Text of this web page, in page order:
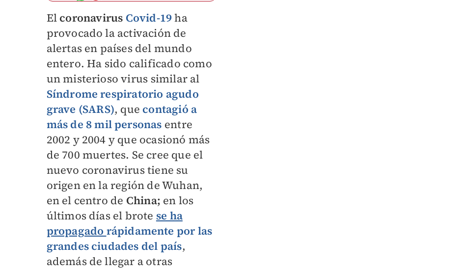
El coronavirus Covid-19ha
provocado la activación de
alertas en países del mundo
entero. Ha sido calificado como
un misterioso virus similar al
Síndrome respiratorio agudo
grave (SARS), que contagió a
más de 8 mil personas entre
2002 y 2004 y que ocasionó más
de 700 muertes. Se cree que el
nuevo coronavirus tiene su
origen en la región de Wuhan,
en el centro de China; en los
últimos días el brote se ha
propagado rápidamente por las
grandes ciudades del país,
además de llegar a otras